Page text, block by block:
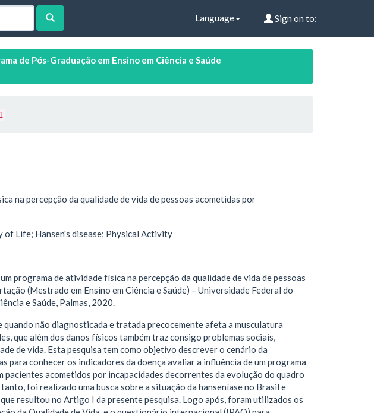
Language Sign on to:
de Pós-Graduação em Ensino em Ciência e Saúde
na percepção da qualidade de vida de pessoas acometidas por
of Life; Hansen's disease; Physical Activity
programa de atividade física na percepção da qualidade de vida de pessoas
(Mestrado em Ensino em Ciência e Saúde) – Universidade Federal do
e Saúde, Palmas, 2020.
não diagnosticada e tratada precocemente afeta a musculatura
que além dos danos físicos também traz consigo problemas sociais,
de vida. Esta pesquisa tem como objetivo descrever o cenário da
conhecer os indicadores da doença avaliar a influência de um programa
pacientes acometidos por incapacidades decorrentes da evolução do quadro
foi realizado uma busca sobre a situação da hanseníase no Brasil e
resultou no Artigo I da presente pesquisa. Logo após, foram utilizados os